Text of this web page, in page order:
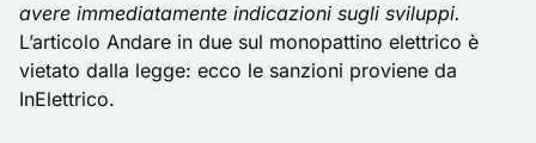
avere immediatamente indicazioni sugli sviluppi.
L’articolo Andare in due sul monopattino elettrico è
vietato dalla legge: ecco le sanzioni proviene da
InElettrico.